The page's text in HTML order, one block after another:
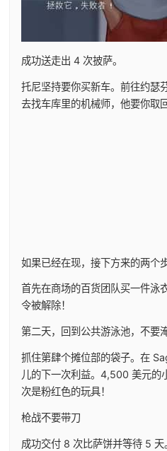
成功送走出 4 次披萨。
托尼坚持要你买新车。前往约瑟
去找车库里的机械师，他要你取
如果已经在现，接下方来的两个
首先在商场的百货团队买一件泳
令被解除！
第二天，回到公共游泳池，不要
抓住第肆个摊位部的袋子。在
儿的下一次利益。4,500 美元的
次是粉红色的玩具！
枪战不要带刀
成功交付 8 次比萨饼并等待 5 天